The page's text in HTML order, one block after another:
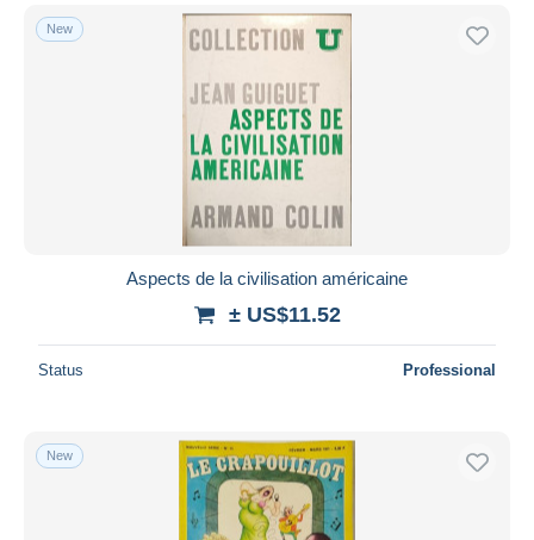
New
Aspects de la civilisation américaine
± US$11.52
Status Professional
New